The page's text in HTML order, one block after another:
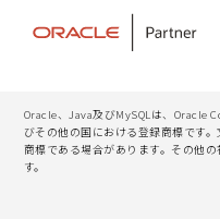
Oracle、Java及びMySQLは、Oracle
びその他の国における登録商標です
商標である場合があります。その他
す。